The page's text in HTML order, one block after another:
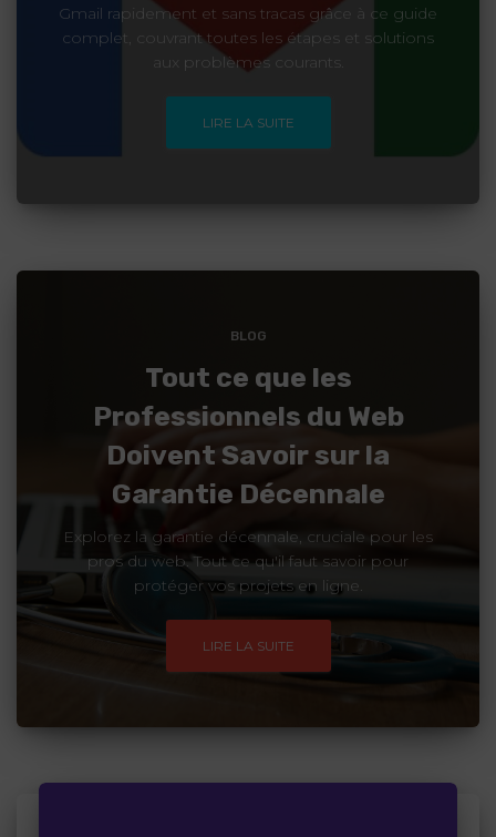
Gmail rapidement et sans tracas grâce à ce guide
complet, couvrant toutes les étapes et solutions
aux problèmes courants.
LIRE LA SUITE
BLOG
Tout ce que les
Professionnels du Web
Doivent Savoir sur la
Garantie Décennale
Explorez la garantie décennale, cruciale pour les
pros du web. Tout ce qu'il faut savoir pour
protéger vos projets en ligne.
LIRE LA SUITE